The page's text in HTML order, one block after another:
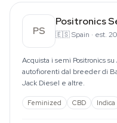
PS
Positronics
🇪🇸Spain · est.
Acquista i semi Positronics
autofiorenti dal breeder di
Jack Diesel e altre.
Feminized CBD Indica